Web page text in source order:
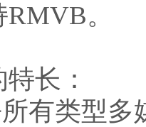
。
长：
有类型